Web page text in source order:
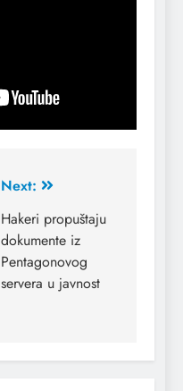
Next:
Hakeri propuštaju
dokumente iz
Pentagonovog
servera u javnost